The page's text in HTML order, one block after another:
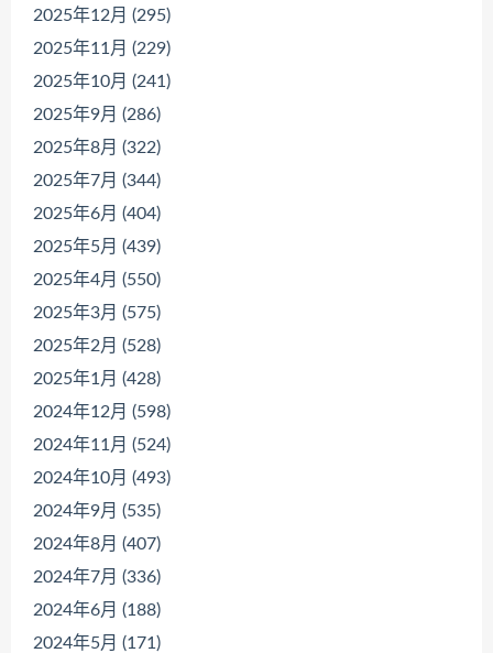
2025年12月 (295)
2025年11月 (229)
2025年10月 (241)
2025年9月 (286)
2025年8月 (322)
2025年7月 (344)
2025年6月 (404)
2025年5月 (439)
2025年4月 (550)
2025年3月 (575)
2025年2月 (528)
2025年1月 (428)
2024年12月 (598)
2024年11月 (524)
2024年10月 (493)
2024年9月 (535)
2024年8月 (407)
2024年7月 (336)
2024年6月 (188)
2024年5月 (171)